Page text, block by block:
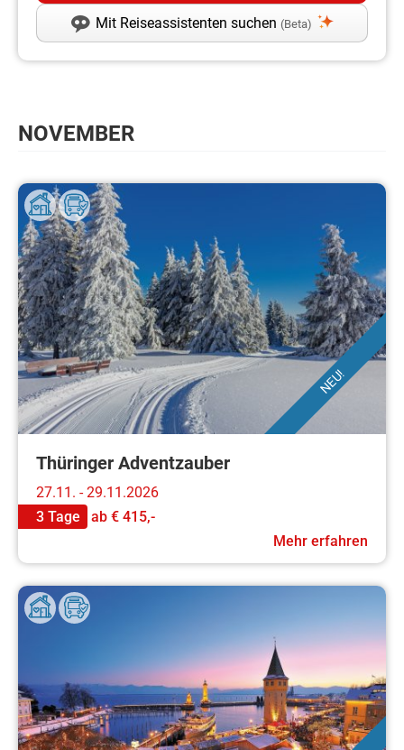
Mit Reiseassistenten suchen (Beta)
NOVEMBER
NEU!
Thüringer Adventzauber
27.11. - 29.11.2026
3 Tage
ab € 415,-
Mehr erfahren